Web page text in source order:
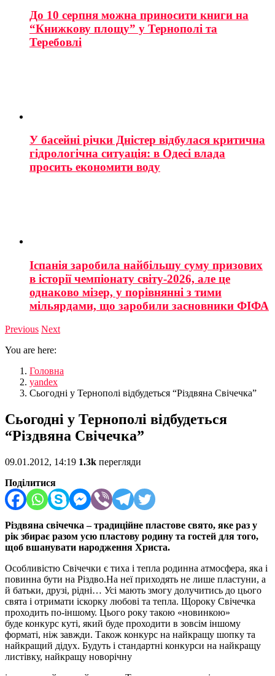
До 10 серпня можна приносити книги на
“Книжкову площу” у Тернополі та
Теребовлі
У басейні річки Дністер відбулася критична
гідрологічна ситуація: в Одесі влада
просить економити воду
Іспанія заробила найбільшу суму призових
в історії чемпіонату світу-2026, але це
однаково мізер, у порівнянні з тими
мільярдами, що заробили засновники ФІФА
Previous Next
You are here:
Головна
yandex
Сьогодні у Тернополі відбудеться “Різдвяна Свічечка”
Сьогодні у Тернополі відбудеться
“Різдвяна Свічечка”
09.01.2012, 14:19 1.3k перегляди
Поділитися
Різдвяна свічечка – традиційне пластове свято, яке раз у
рік збирає разом усю пластову родину та гостей для того,
щоб вшанувати народження Христа.
Особливістю Свічечки є тиха і тепла родинна атмосфера, яка і
повинна бути на Різдво.На неї приходять не лише пластуни, а
й батьки, друзі, рідні… Усі мають змогу долучитись до цього
свята і отримати іскорку любові та тепла. Щороку Свічечка
проходить по-іншому. Цього року такою «новинкою»
буде конкурс куті, який буде проходити в зовсім іншому
форматі, ніж завжди. Також конкурс на найкращу шопку та
найкращий дідух. Будуть і стандартні конкурси на найкращу
листівку, найкращу новорічну